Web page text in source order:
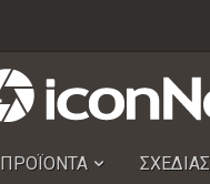
ΠΡΟΪΟΝΤΑ